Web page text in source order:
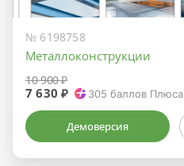
№ 6198758
Металлоконструкции
10 900 ₽
7 630 ₽ 305 баллов Плюса
Демоверсия